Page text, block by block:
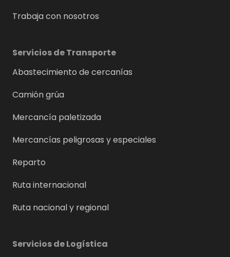
Trabaja con nosotros
Servicios de Transporte
Abastecimiento de cercanías
Camión grúa
Mercancía paletizada
Mercancías peligrosas y especiales
Reparto
Ruta internacional
Ruta nacional y regional
Servicios de Logística